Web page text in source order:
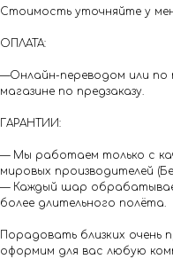
Стоимость уточняйте у
ОПЛАТА:
—Онлайн-переводом или по
магазине по предзаказу.
ГАРАНТИИ:
— Мы работаем только с
мировых производителей
— Каждый шар
более длительного полёта.
Порадовать близких
оформим для вас любую